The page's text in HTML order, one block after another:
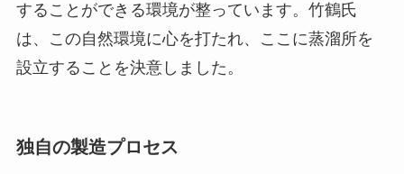
することができる環境が整っています。竹鶴氏
は、この自然環境に心を打たれ、ここに蒸溜所を
設立することを決意しました。
独自の製造プロセス